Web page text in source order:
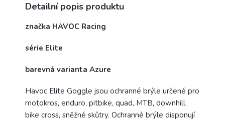
Detailní popis produktu
značka HAVOC Racing
série Elite
barevná varianta Azure
Havoc Elite Goggle jsou ochranné brýle určené pro
motokros, enduro, pitbike, quad, MTB, downhill,
bike cross, sněžné skůtry. Ochranné brýle disponují